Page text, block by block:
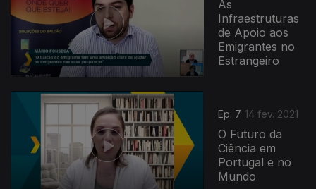
As
Infraestruturas
de Apoio aos
Emigrantes no
Estrangeiro
Ep. 7 14 fev. 2021
O Futuro da
Ciência em
Portugal e no
Mundo